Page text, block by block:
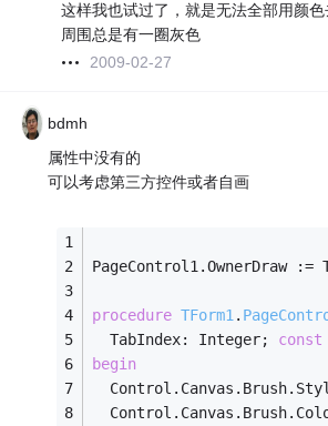
这样我也试过了，就是无法全部用颜色
周围总是有一圈灰色
2009-02-27
bdmh
属性中没有的
可以考虑第三方控件或者自画
PageControl1.OwnerDraw :=
procedure TForm1.
  TabIndex: Integer;
const
begin